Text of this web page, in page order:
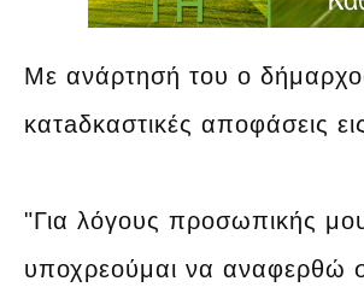
Με ανάρτησή του ο
κατaδκαστικές αποφάσεις
"Για λόγους προσωπικής
υποχρεούμαι να αναφερθώ